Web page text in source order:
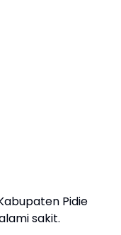
Pidie
sakit.